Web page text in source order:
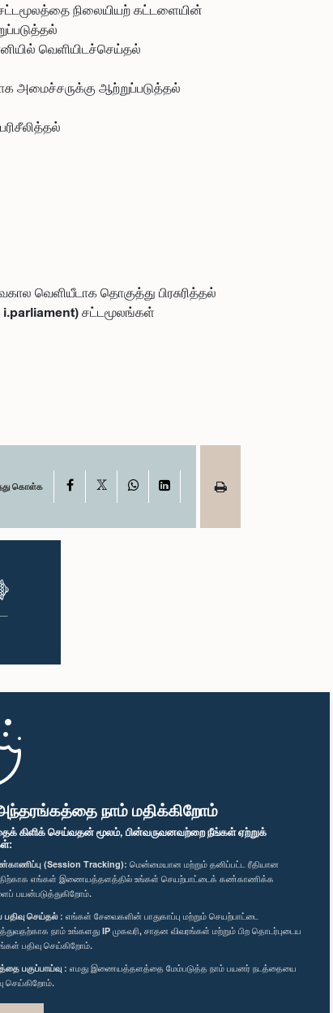
நாம் மதிக்கிறோம்
கிளிக் செய்வதன் மூலம், பின்வருவனவற்றை நீங்கள் ஏற்றுக்
(Session Tracking): மென்மையான மற்றும் தனிப்பட்ட ரீதியான
எங்கள் இணையத்தளத்தில் உங்கள் செயற்பாட்டைக் கண்காணிக்க
பயன்படுத்துகிறோம்.
செய்தல் : எங்கள் சேவைகளின் பாதுகாப்பு மற்றும் செயற்பாட்டை
நாம் உங்களது IP முகவரி, சாதன விவரங்கள் மற்றும் பிற தொடர்புடைய
பதிவு செய்கிறோம்.
பகுப்பாய்வு : எமது இணையத்தளத்தை மேம்படுத்த நாம் பயனர் நடத்தையை
செய்கிறோம்.
நிலையியற் கட்டளையின்
வெளியிடச்செய்தல்
அமைச்சருக்கு ஆற்றுப்படுத்தல்
வெளியீடாக தொகுத்து பிரசுரித்தல்
சட்டமூலங்கள்
கொள்க Facebook WhatsAppLinkedIn